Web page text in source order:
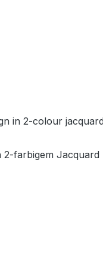
in 2-colour
farbigem Jacquard